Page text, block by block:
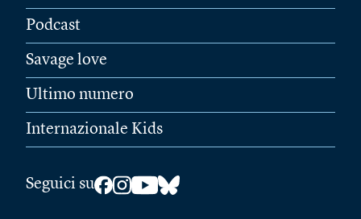
Podcast
Savage love
Ultimo numero
Internazionale Kids
Seguici su